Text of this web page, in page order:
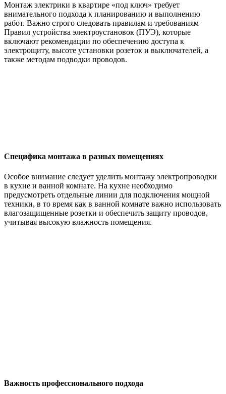
Монтаж электрики в квартире «под ключ» требует
внимательного подхода к планированию и выполнению
работ. Важно строго следовать правилам и требованиям
Правил устройства электроустановок (ПУЭ), которые
включают рекомендации по обеспечению доступа к
электрощиту, высоте установки розеток и выключателей, а
также методам подводки проводов.
Специфика монтажа в разных помещениях
Особое внимание следует уделить монтажу электропроводки
в кухне и ванной комнате. На кухне необходимо
предусмотреть отдельные линии для подключения мощной
техники, в то время как в ванной комнате важно использовать
влагозащищенные розетки и обеспечить защиту проводов,
учитывая высокую влажность помещения.
Важность профессионального подхода